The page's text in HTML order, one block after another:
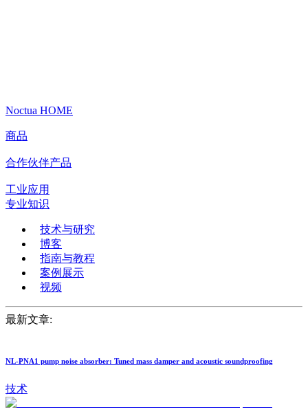
Noctua HOME
商品
合作伙伴产品
工业应用
专业知识
技术与研究
博客
指南与教程
案例展示
视频
最新文章:
NL-PNA1 pump noise absorber: Tuned mass damper and acoustic soundproofing
技术